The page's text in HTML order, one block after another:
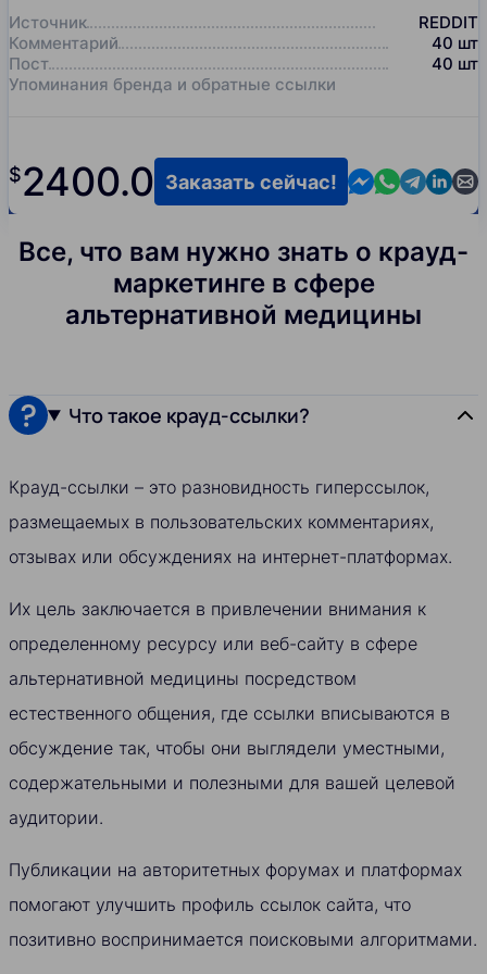
Источник
REDDIT
Комментарий
40 шт
Пост
40 шт
Упоминания бренда и обратные ссылки
$2400.0 Contact us in
Contact us
Contact
Заказать сейчас!
Все, что вам нужно знать о крауд-
маркетинге в сфере
альтернативной медицины
Что такое крауд-ссылки?
Крауд-ссылки – это разновидность гиперссылок,
размещаемых в пользовательских комментариях,
отзывах или обсуждениях на интернет-платформах.
Их цель заключается в привлечении внимания к
определенному ресурсу или веб-сайту в сфере
альтернативной медицины посредством
естественного общения, где ссылки вписываются в
обсуждение так, чтобы они выглядели уместными,
содержательными и полезными для вашей целевой
аудитории.
Публикации на авторитетных форумах и платформах
помогают улучшить профиль ссылок сайта, что
позитивно воспринимается поисковыми алгоритмами.